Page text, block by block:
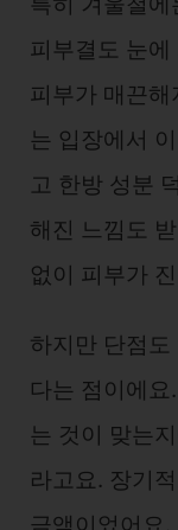
피부결도 눈
피부가 매끈
는 입장에서
고 한방 성분
해진 느낌도
없이 피부가
하지만 단점
다는 점이에
는 것이 맞는
라고요. 장기